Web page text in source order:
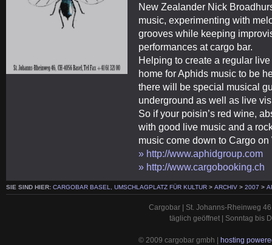
New Zealander Nick
music, experimenting with
grooves while keeping
performances at cargo bar.
Helping to create a regular
home for Aphids music to be
there will be special musical
underground as well as live
So if your poisin’s red wine,
with good live music and a
music come down to Cargo
» http://www.aphidgroup.com
» http://www.cargobooking.ch
SIE SIND HIER: CARGOBAR BASEL, UMSCHLAGPLATZ FÜR KULTUR > ARCHIV > 2007 >
Cargobar | St. Johanns-Rheinweg
täglich geöffnet | Sonntag bis
© 2009 cargobar gmbh | hosting